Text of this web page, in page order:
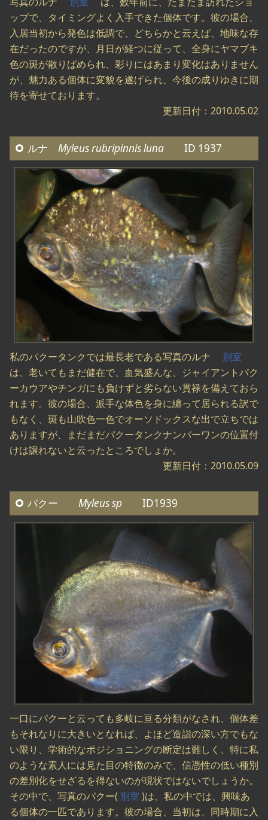
ップで、タイミングよく入手できた個体です。彼の場合、
入居当初から発色は低調で、どちらかと云えば、地味な存
在だったのですが、月日が経つに従って、全身にヤマブキ
色の斑が散りばめられ、彩りにはあまり変化はありません
が、魅力ある個体に変貌を遂げられ、今後の成りゆきに期
待を寄せております。
更新日付：2010.05.02
ルナ Myleus rubripinnis luna ID 1937
私のパクータンクでは最長老である写真のルナ 別室
は、老いてもまだ健在で、血気盛んな、ジャイアントパク
ーカウアやチンガにも負けずと劣らない貫禄を備えておら
れます。彼の場合、派手な体色を身に纏って居られる訳で
もなく、斑も山吹色一色でオーソドックスな出で立ちでは
ありますが、まだまだパクータンクナンバーワンの位置付
けは譲れないと云ったところでしょか。
更新日付：2010.05.09
パクー Myleus sp ID1939
一口にパクーと云っても多岐に亘る分類がなされ、個体差
もそれなりに大きいとなれば、よほど造詣の深い方でもな
い限り、学術的なポジショニングの断定は難しく、特に私
のような素人には見た目の特徴のみで、信憑性の低い種別
の差別化をせざるを得ないのが現状ではないでしょうか。
その中で、写真のパクー( 別室 )は、私の中では、興味あ
る個体の一匹であります。彼の場合、当初は、同時期に入